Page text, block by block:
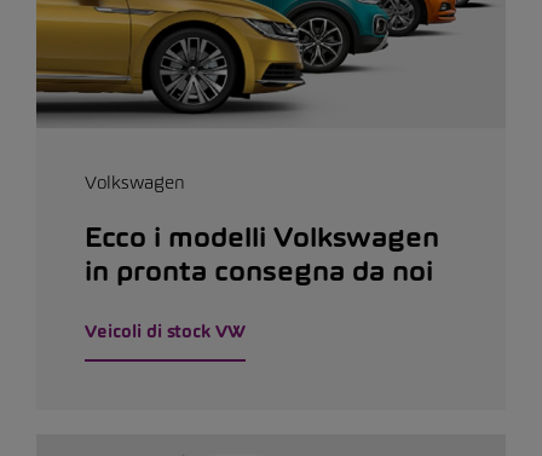
Volkswagen
Ecco i modelli Volkswagen
in pronta consegna da noi
Veicoli di stock VW